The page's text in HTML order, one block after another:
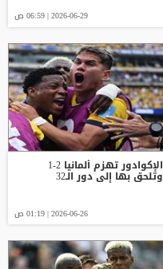
2026-06-29 | 06:59 ص
الإكوادور تهزم ألمانيا 2-1
وتلحق بها إلى دور الـ32
2026-06-26 | 01:19 ص